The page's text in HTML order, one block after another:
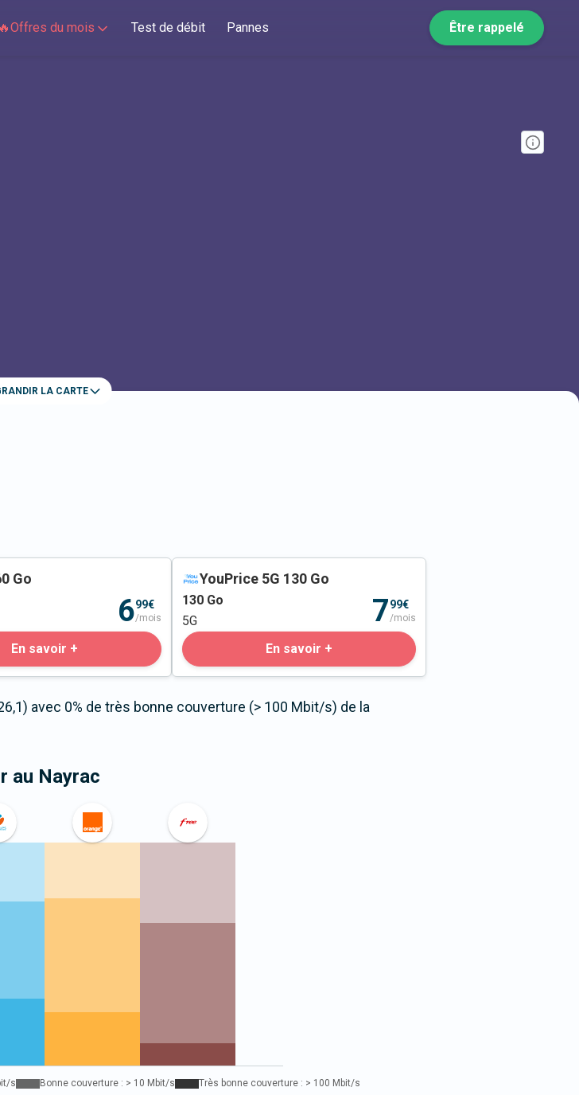
🔥Offres du mois Test de débit Pannes Être rappelé
LA CARTE
Go
699€
/mois
En savoir +
YouPrice 5G 130 Go
130 Go
5G
799€
/mois
En savoir +
avec 0% de très bonne couverture (> 100 Mbit/s) de la
au Nayrac
s Bonne couverture : > 10 Mbit/s Très bonne couverture : > 100 Mbit/s